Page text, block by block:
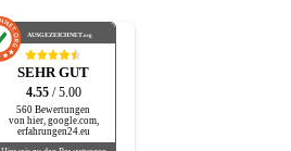
AUSGEZEICHNET.org
SEHR GUT
4.55 / 5.00
560 Bewertungen
von hier, google.com,
erfahrungen24.eu